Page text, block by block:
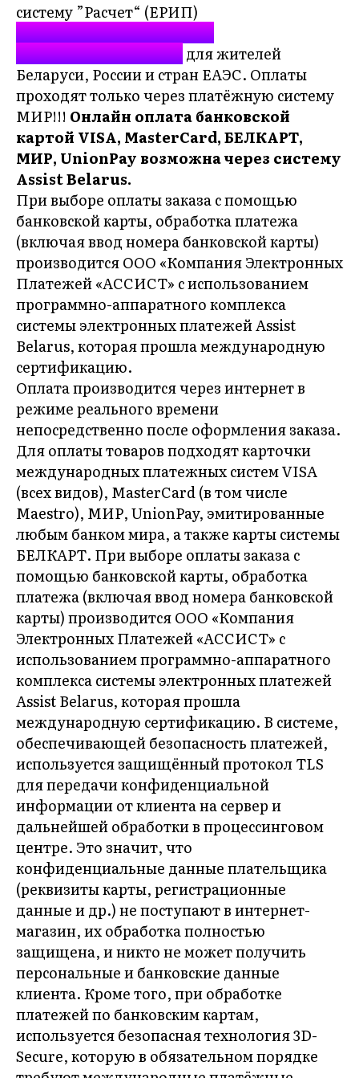
систему ”Расчет“ (ЕРИП)
3. Наличными курьеру.
4. Банковская картадля жителей
Беларуси, России и стран ЕАЭС. Оплаты
проходят только через платёжную систему
МИР!!! Онлайн оплата банковской
картой VISA, MasterCard, БЕЛКАРТ,
МИР, UnionPay возможна через систему
Assist Belarus​.
При выборе оплаты заказа с помощью
банковской карты, обработка платежа
(включая ввод номера банковской карты)
производится ООО «Компания Электронных
Платежей «АССИСТ» с использованием
программно-аппаратного комплекса
системы электронных платежей Assist
Belarus, которая прошла международную
сертификацию.
Оплата производится через интернет в
режиме реального времени
непосредственно после оформления заказа.
Для оплаты товаров подходят карточки
международных платежных систем VISA
(всех видов), MasterCard (в том числе
Maestro), МИР, UnionPay, эмитированные
любым банком мира, а также карты системы
БЕЛКАРТ. При выборе оплаты заказа с
помощью банковской карты, обработка
платежа (включая ввод номера банковской
карты) производится ООО «Компания
Электронных Платежей «АССИСТ» с
использованием программно-аппаратного
комплекса системы электронных платежей
Assist Belarus, которая прошла
международную сертификацию. В системе,
обеспечивающей безопасность платежей,
используется защищённый протокол TLS
для передачи конфиденциальной
информации от клиента на сервер и
дальнейшей обработки в процессинговом
центре. Это значит, что
конфиденциальные данные плательщика
(реквизиты карты, регистрационные
данные и др.) не поступают в интернет-
магазин, их обработка полностью
защищена, и никто не может получить
персональные и банковские данные
клиента. Кроме того, при обработке
платежей по банковским картам,
используется безопасная технология 3D-
Secure, которую в обязательном порядке